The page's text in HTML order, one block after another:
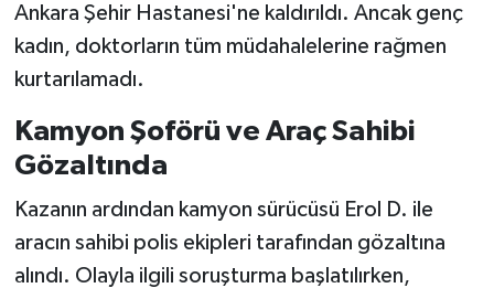
Ankara Şehir Hastanesi'ne kaldırıldı. Ancak genç
kadın, doktorların tüm müdahalelerine rağmen
kurtarılamadı.
Kamyon Şoförü ve Araç Sahibi
Gözaltında
Kazanın ardından kamyon sürücüsü Erol D. ile
aracın sahibi polis ekipleri tarafından gözaltına
alındı. Olayla ilgili soruşturma başlatılırken,